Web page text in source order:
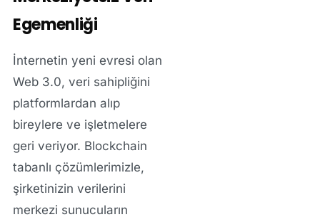
Egemenliği
İnternetin yeni evresi olan
Web 3.0, veri sahipliğini
platformlardan alıp
bireylere ve işletmelere
geri veriyor. Blockchain
tabanlı çözümlerimizle,
şirketinizin verilerini
merkezi sunucuların